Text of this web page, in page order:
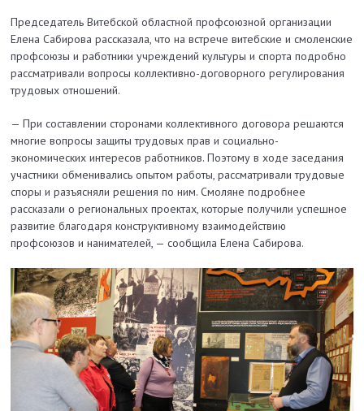
Председатель Витебской областной профсоюзной организации
Елена Сабирова рассказала, что на встрече витебские и смоленские
профсоюзы и работники учреждений культуры и спорта подробно
рассматривали вопросы коллективно-договорного регулирования
трудовых отношений.
— При составлении сторонами коллективного договора решаются
многие вопросы защиты трудовых прав и социально-
экономических интересов работников. Поэтому в ходе заседания
участники обменивались опытом работы, рассматривали трудовые
споры и разъясняли решения по ним. Смоляне подробнее
рассказали о региональных проектах, которые получили успешное
развитие благодаря конструктивному взаимодействию
профсоюзов и нанимателей, — сообщила Елена Сабирова.